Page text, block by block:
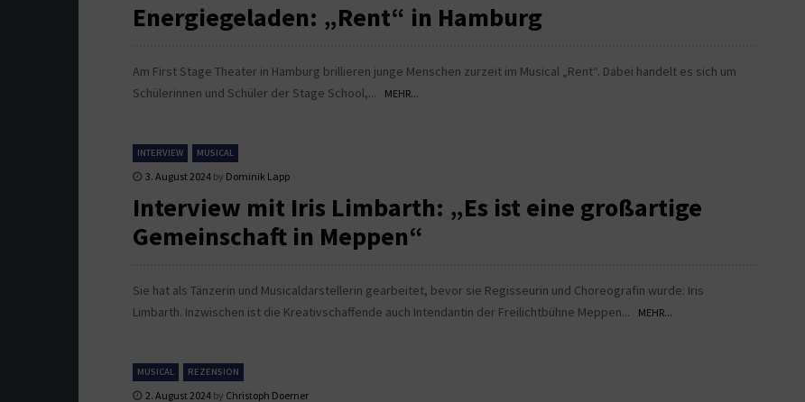
Energiegeladen: „Rent“ in Hamburg
Am First Stage Theater in Hamburg brillieren junge Menschen zurzeit im Musical „Rent“. Dabei handelt es sich um
Schülerinnen und Schüler der Stage School,...
MEHR...
INTERVIEW MUSICAL
3. August 2024 by Dominik Lapp
Interview mit Iris Limbarth: „Es ist eine großartige
Gemeinschaft in Meppen“
Sie hat als Tänzerin und Musicaldarstellerin gearbeitet, bevor sie Regisseurin und Choreografin wurde: Iris
Limbarth. Inzwischen ist die Kreativschaffende auch Intendantin der Freilichtbühne Meppen...
MEHR...
MUSICAL REZENSION
2. August 2024 by Christoph Doerner